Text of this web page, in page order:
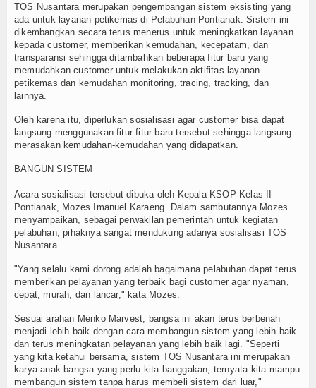
Channel
TOS Nusantara merupakan pengembangan sistem eksisting yang
ada untuk layanan petikemas di Pelabuhan Pontianak. Sistem ini
dikembangkan secara terus menerus untuk meningkatkan layanan
kepada customer, memberikan kemudahan, kecepatam, dan
transparansi sehingga ditambahkan beberapa fitur baru yang
memudahkan customer untuk melakukan aktifitas layanan
petikemas dan kemudahan monitoring, tracing, tracking, dan
lainnya.
Oleh karena itu, diperlukan sosialisasi agar customer bisa dapat
langsung menggunakan fitur-fitur baru tersebut sehingga langsung
merasakan kemudahan-kemudahan yang didapatkan.
BANGUN SISTEM
Acara sosialisasi tersebut dibuka oleh Kepala KSOP Kelas II
Pontianak, Mozes Imanuel Karaeng. Dalam sambutannya Mozes
menyampaikan, sebagai perwakilan pemerintah untuk kegiatan
pelabuhan, pihaknya sangat mendukung adanya sosialisasi TOS
Nusantara.
"Yang selalu kami dorong adalah bagaimana pelabuhan dapat terus
memberikan pelayanan yang terbaik bagi customer agar nyaman,
cepat, murah, dan lancar," kata Mozes.
Sesuai arahan Menko Marvest, bangsa ini akan terus berbenah
menjadi lebih baik dengan cara membangun sistem yang lebih baik
dan terus meningkatan pelayanan yang lebih baik lagi. "Seperti
yang kita ketahui bersama, sistem TOS Nusantara ini merupakan
karya anak bangsa yang perlu kita banggakan, ternyata kita mampu
membangun sistem tanpa harus membeli sistem dari luar,"